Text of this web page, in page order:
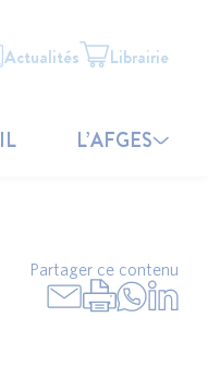
Actualités Librairie
L’AFGES
Partager ce contenu